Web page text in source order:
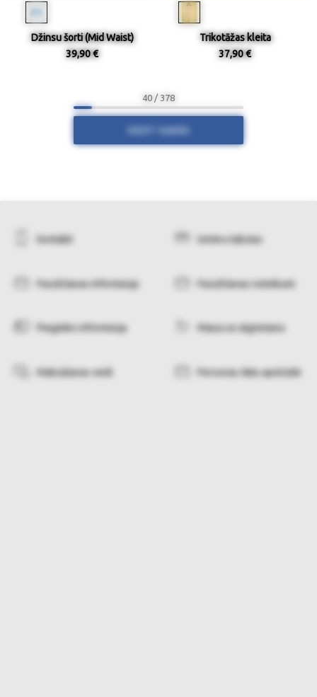
Džinsu šorti (Mid Waist)
39,90 €
Trikotāžas kleita
37,90 €
40 / 378
Kontakti Izmēru tabulas
Pasūtīšanas informācija Pasūtīšanas noteikumi
Piegādes informācija Maiņa un atgriešana
Maksāšanas veidi Personas datu apstrāde